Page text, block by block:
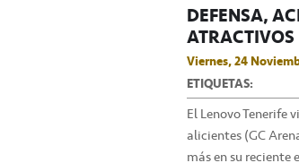
DEFENSA,
ATRACTIVOS
Viernes, 24
ETIQUETAS:
El Lenovo Tenerife
alicientes (GC
más en su